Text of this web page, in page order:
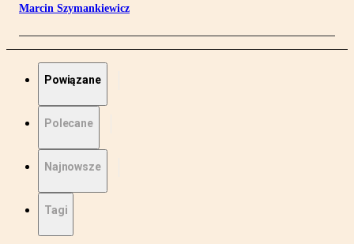
Marcin Szymankiewicz
Powiązane
Polecane
Najnowsze
Tagi